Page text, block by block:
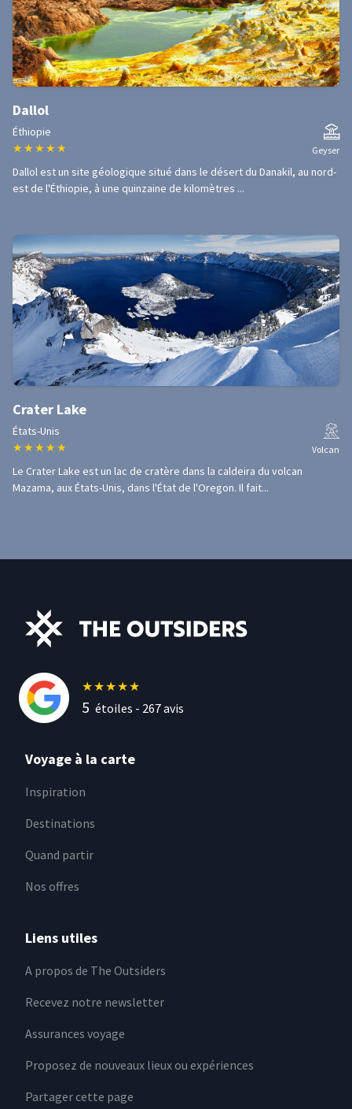
Dallol
Éthiopie
★ ★ ★ ★ ★ Geyser
Dallol est un site géologique situé dans le désert du Danakil, au nord-
est de l'Éthiopie, à une quinzaine de kilomètres ...
Crater Lake
États-Unis
★ ★ ★ ★ ★ Volcan
Le Crater Lake est un lac de cratère dans la caldeira du volcan
Mazama, aux États-Unis, dans l'État de l'Oregon. Il fait...
★★★★★
5 étoiles - 267avis
Voyage à la carte
Inspiration
Destinations
Quand partir
Nos offres
Liens utiles
A propos de The Outsiders
Recevez notre newsletter
Assurances voyage
Proposez de nouveaux lieux ou expériences
Partager cette page